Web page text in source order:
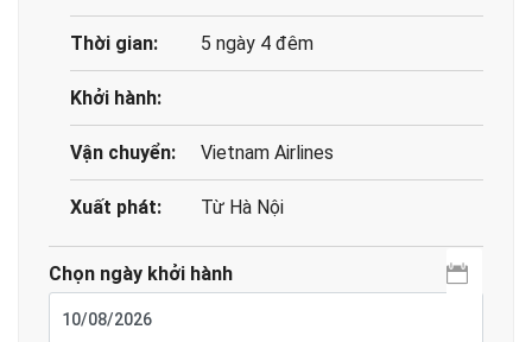
Thời gian: 5 ngày 4 đêm
Khởi hành:
Vận chuyển: Vietnam Airlines
Xuất phát: Từ Hà Nội
Chọn ngày khởi hành